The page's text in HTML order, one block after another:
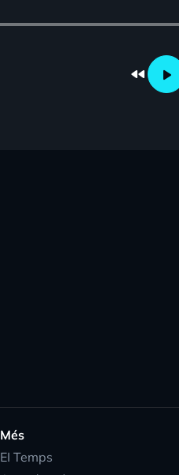
fast_rewind play_arrow
Més
EI Temps